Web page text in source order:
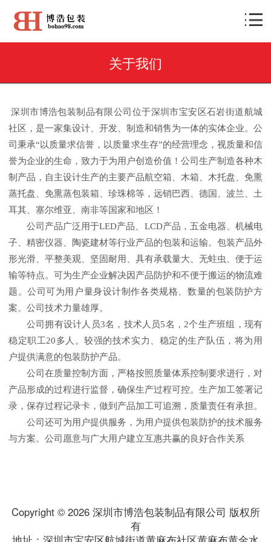
关于我们
深圳市博浩包装制品有限公司位于深圳市宝安区石岩街道航城
社区，是一家集设计、开发、制造和销售为一体的实体企业。公
司秉承“以质量求信誉，以质量求生存”的经营理念，视质量和信
誉为企业的生命，致力于为用户创造价值！公司生产制造各种木
制产品，自主设计生产的主要产品航空箱、木箱、木托盘、免熏
蒸托盘、免熏蒸包装箱、珍珠棉等，远销巴西、德国、波兰、土
耳其、塞尔维亚、南非等国家和地区！
公司产品广泛用于LED产品、LCD产品，五金电器、机械电
子、精密仪器、陶瓷建材等行业产品的包装和运输。包装产品外
形光滑、平整美观、坚固耐用、具有承载量大、无蛀虫、便于运
输等特点。可为生产企业解决因产品防护和不便于搬运的物流难
题。公司可为用户量身设计制作各类规格、数量的包装防护方
案。公司技术力量雄厚。
公司拥有设计人员3名，技术人员5名，2个生产班组，现有
稳定职工20多人。较强的技术实力、稳定的生产队伍，将为用
户提供满意的包装防护产品。
公司在质量控制方面，严格按照质量体系控制要求进行，对
产品形成的过程进行监督，确保生产过程可控。生产加工签署记
录，保存过程记录卡，做到产品加工可追溯，质量责任有承担。
公司还可为用户提供服务，为用户提供包装防护的技术服务
与方案。公司愿意与广大用户建立互惠共赢的良好合作关系
Copyright © 2026 深圳市博浩包装制品有限公司 版权所
有